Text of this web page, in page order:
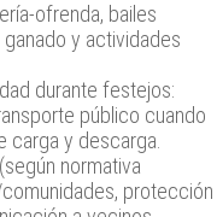
bailes
y actividades
durante festejos:
público cuando
carga y descarga.
normativa
protección